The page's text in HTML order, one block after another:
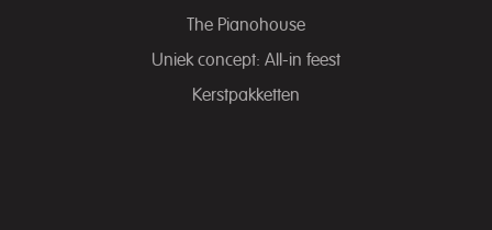
The Pianohouse
Uniek concept: All-in feest
Kerstpakketten